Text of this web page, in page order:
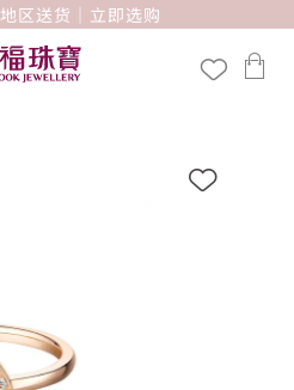
区送货｜立即选购